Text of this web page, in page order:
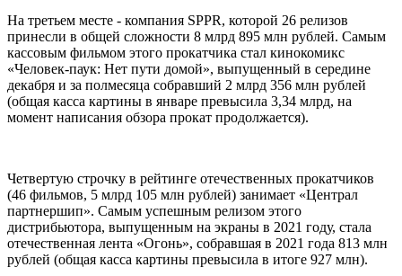
На третьем месте - компания SPPR, которой 26 релизов
принесли в общей сложности 8 млрд 895 млн рублей. Самым
кассовым фильмом этого прокатчика стал кинокомикс
«Человек-паук: Нет пути домой», выпущенный в середине
декабря и за полмесяца собравший 2 млрд 356 млн рублей
(общая касса картины в январе превысила 3,34 млрд, на
момент написания обзора прокат продолжается).
Четвертую строчку в рейтинге отечественных прокатчиков
(46 фильмов, 5 млрд 105 млн рублей) занимает «Централ
партнершип». Самым успешным релизом этого
дистрибьютора, выпущенным на экраны в 2021 году, стала
отечественная лента «Огонь», собравшая в 2021 года 813 млн
рублей (общая касса картины превысила в итоге 927 млн).